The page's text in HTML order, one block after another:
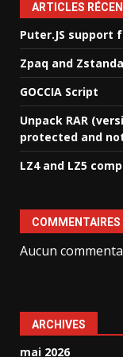
ARTICLES
Puter.JS support
Zpaq and
GOCCIA Script
Unpack RAR
protected and
LZ4 and LZ5
COMMENTAIRES
Aucun
ARCHIVES
mai 2026